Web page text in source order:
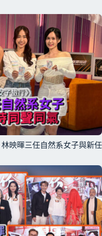
映暉三任自然系女子與新任